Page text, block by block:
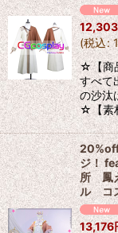
12,303
(税込:
☆【商
すべて
の沙
☆【素
ジ！
所 鳳
ル コ
13,176